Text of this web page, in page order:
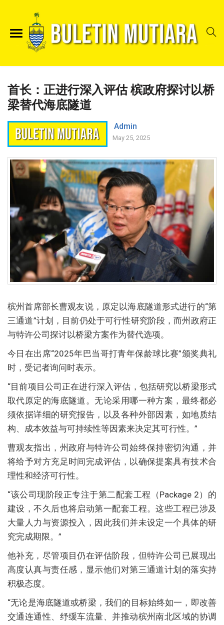
首长：正进行深入评估 槟政府探讨以桥
梁替代海底隧道
Admin
May 25, 2025
槟州首席部长曹观友说，原定以海底隧道形式进行的“第
三通道”计划，目前仍处于可行性研究阶段，而州政府正
与特许公司探讨以桥梁方案作为替代选项。
今日在出席“2025年巴当哥打青年保龄球比赛”颁奖典礼
时，受记者询问时表示。
“目前项目公司正在进行深入评估，包括研究以桥梁形式
取代原定的海底隧道。无论采用哪一种方案，最终都必
须依据详细的研究报告，以及各种外部因素，如地质结
构、成本效益与可持续性等因素来决定其可行性。”
曹观友指出，州政府与特许公司始终保持密切沟通，并
将给予对方充足时间完成评估，以确保提案具有技术合
理性和经济可行性。
“该公司现阶段正专注于第二配套工程（Package 2）的
建设，不久后也将启动第一配套工程。这些工程已涉及
大量人力与资源投入，因此我们并未设定一个具体的研
究完成期限。”
他补充，尽管项目仍在评估阶段，但特许公司已展现出
高度认真与责任感，显示他们对第三通道计划的落实持
积极态度。
“无论是海底隧道或桥梁，我们的目标始终如一，即改善
交通连通性、纾缓车流量、并推动槟州南北区域的协调